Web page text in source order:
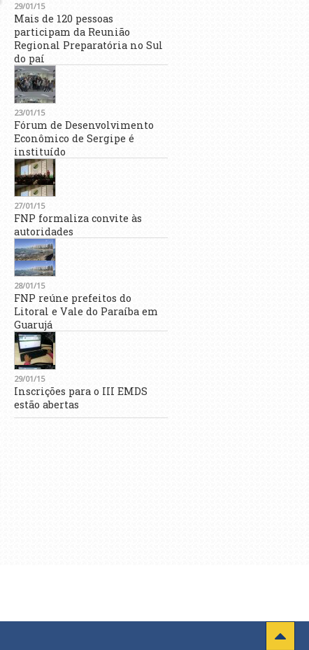
29/01/15
Mais de 120 pessoas
participam da Reunião
Regional Preparatória no Sul
do paí
23/01/15
Fórum de Desenvolvimento
Econômico de Sergipe é
instituído
27/01/15
FNP formaliza convite às
autoridades
28/01/15
FNP reúne prefeitos do
Litoral e Vale do Paraíba em
Guarujá
29/01/15
Inscrições para o III EMDS
estão abertas